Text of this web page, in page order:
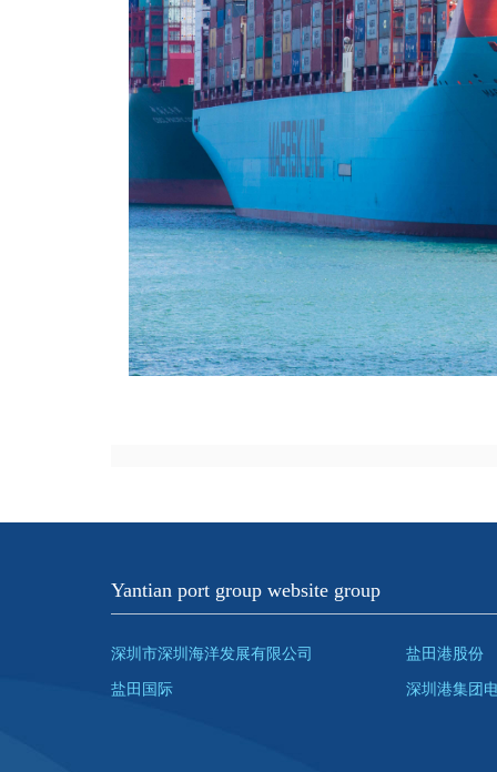
Yantian port group website group
深圳市深圳海洋发展有限公司 盐田港股份
盐田国际 深圳港集团